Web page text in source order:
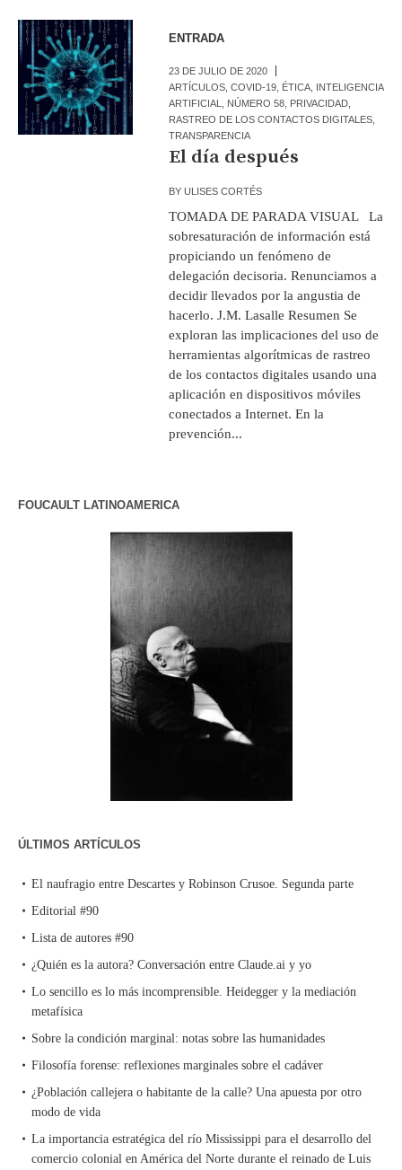
ENTRADA
23 DE JULIO DE 2020
ARTÍCULOS ,COVID-19 ÉTICA INTELIGENCIA
ARTIFICIAL
NÚMERO 58 PRIVACIDAD
RASTREO DE LOS CONTACTOS DIGITALES
TRANSPARENCIA
El día después
BYULISES CORTÉS
TOMADA DE PARADA VISUAL La
sobresaturación de información está
propiciando un fenómeno de
delegación decisoria. Renunciamos a
decidir llevados por la angustia de
hacerlo. J.M. Lasalle Resumen Se
exploran las implicaciones del uso de
herramientas algorítmicas de rastreo
de los contactos digitales usando una
aplicación en dispositivos móviles
conectados a Internet. En la
prevención...
FOUCAULT LATINOAMERICA
ÚLTIMOS ARTÍCULOS
El naufragio entre Descartes y Robinson Crusoe. Segunda parte
Editorial #90
Lista de autores #90
¿Quién es la autora? Conversación entre Claude.ai y yo
Lo sencillo es lo más incomprensible. Heidegger y la mediación
metafísica
Sobre la condición marginal: notas sobre las humanidades
Filosofía forense: reflexiones marginales sobre el cadáver
¿Población callejera o habitante de la calle? Una apuesta por otro
modo de vida
La importancia estratégica del río Mississippi para el desarrollo del
comercio colonial en América del Norte durante el reinado de Luis